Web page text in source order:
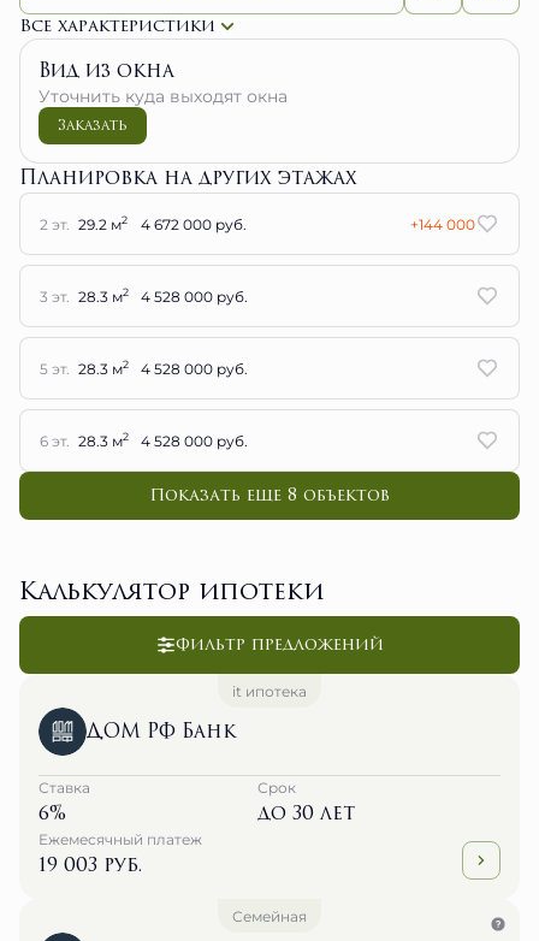
Все характеристики
Вид из окна
Уточнить куда выходят окна
Заказать
Планировка на других этажах
2 эт. 29.2 м2 4 672 000 руб. +144 000
3 эт. 28.3 м2 4 528 000 руб.
5 эт. 28.3 м2 4 528 000 руб.
6 эт. 28.3 м2 4 528 000 руб.
Показать еще 8 объектов
Калькулятор ипотеки
Фильтр предложений
it ипотека
ДОМ РФ Банк
Ставка
6%
Срок
до 30 лет
Ежемесячный платеж
19 003 руб.
Семейная